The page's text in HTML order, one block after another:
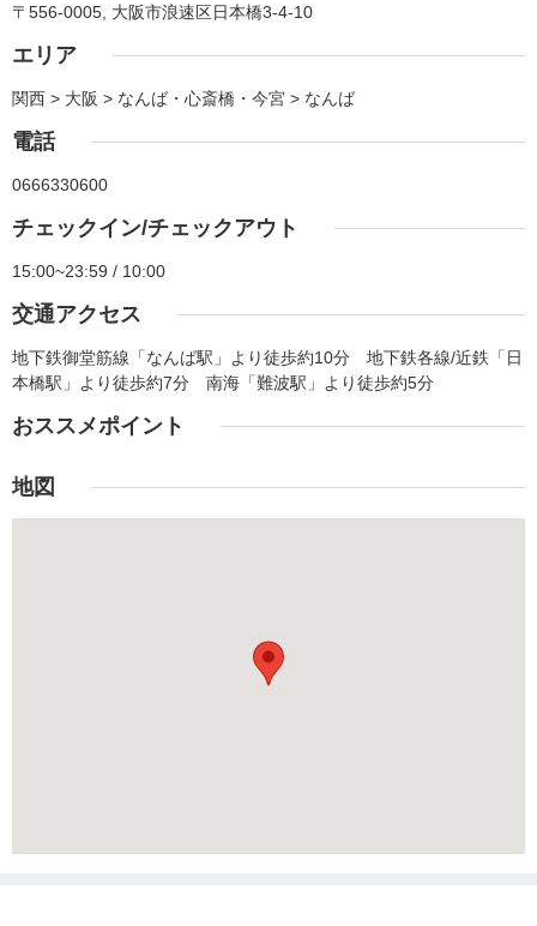
〒556-0005, 大阪市浪速区日本橋3-4-10
エリア
関西 > 大阪 > なんば・心斎橋・今宮 > なんば
電話
0666330600
チェックイン/チェックアウト
15:00~23:59 / 10:00
交通アクセス
地下鉄御堂筋線「なんば駅」より徒歩約10分 地下鉄各線/近鉄「日
本橋駅」より徒歩約7分 南海「難波駅」より徒歩約5分
おススメポイント
地図